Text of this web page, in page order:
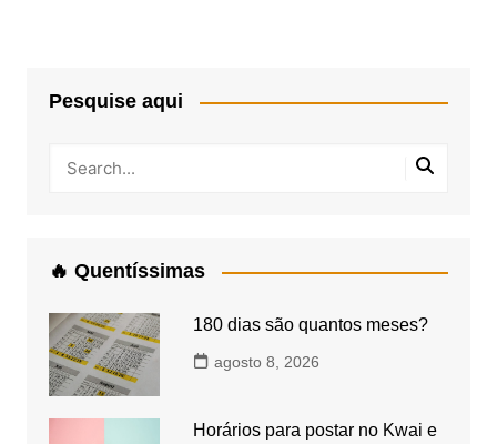
Pesquise aqui
🔥 Quentíssimas
180 dias são quantos meses?
agosto 8, 2026
Horários para postar no Kwai e